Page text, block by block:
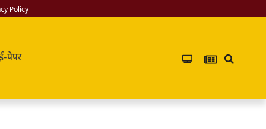
Policy
पेपर